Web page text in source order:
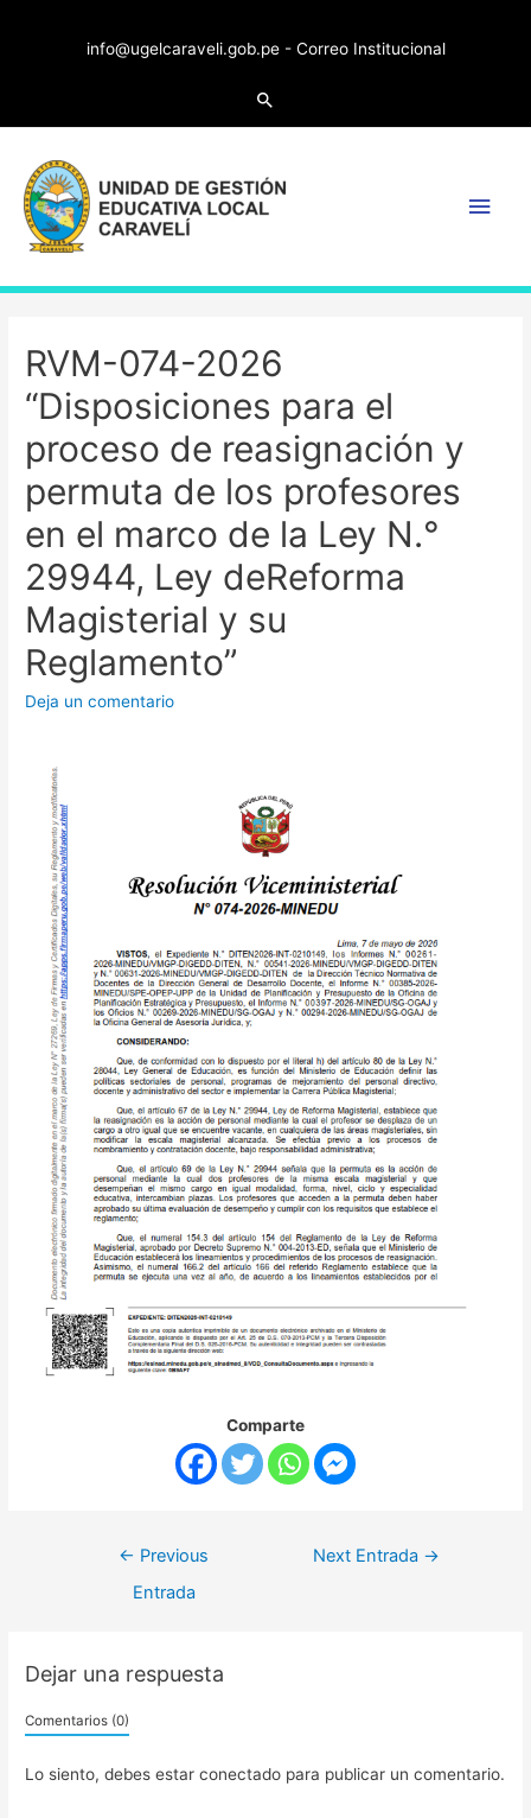
info@ugelcaraveli.gob.pe - Correo Institucional
Search
Main
RVM-074-2026
“Disposiciones para el
proceso de reasignación y
permuta de los profesores
en el marco de la Ley N.°
29944, Ley deReforma
Magisterial y su
Reglamento”
Deja un comentario
Comparte
Navegación
← Previous
Entrada
Next Entrada →
Dejar una respuesta
Comentarios (0)
Lo siento, debes estarconectado para publicar un comentario.